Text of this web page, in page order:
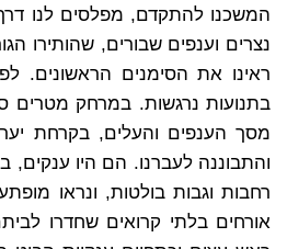
המשכנו להתקדם, מפלסים לנו
נצרים וענפים שבורים, שהותירו
ראינו את הסימנים הראשונים.
בתנועות נרגשות. במרחק מטרים
מסך הענפים והעלים, בקרחת
והתבוננה לעברנו. הם היו ענקים,
רחבות וגבות בולטות, ונראו
אורחים בלתי קרואים שחדרו